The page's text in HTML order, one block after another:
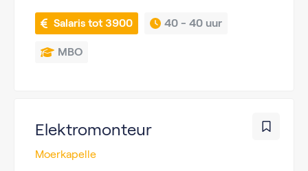
Salaris tot 3900 40 - 40 uur
MBO
Elektromonteur
Moerkapelle